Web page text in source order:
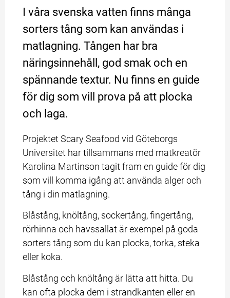
I våra svenska vatten finns många
sorters tång som kan användas i
matlagning. Tången har bra
näringsinnehåll, god smak och en
spännande textur. Nu finns en guide
för dig som vill prova på att plocka
och laga.
Projektet Scary Seafood vid Göteborgs
Universitet har tillsammans med matkreatör
Karolina Martinson tagit fram en guide för dig
som vill komma igång att använda alger och
tång i din matlagning.
Blåstång, knöltång, sockertång, fingertång,
rörhinna och havssallat är exempel på goda
sorters tång som du kan plocka, torka, steka
eller koka.
Blåstång och knöltång är lätta att hitta. Du
kan ofta plocka dem i strandkanten eller en